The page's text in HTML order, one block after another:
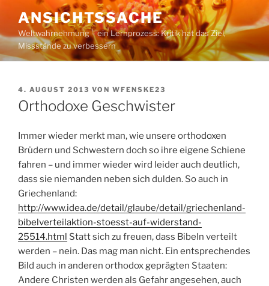
Inhalt
springen
ANSICHTSSACHE
Weltwahrnehmung – ein Lernprozess: Kritik hat das Ziel,
Missstände zu verbessern
VERÖFFENTLICHT
AM
4. AUGUST 2013 VON WFENSKE23
Orthodoxe Geschwister
Immer wieder merkt man, wie unsere orthodoxen
Brüdern und Schwestern doch so ihre eigene Schiene
fahren – und immer wieder wird leider auch deutlich,
dass sie niemanden neben sich dulden. So auch in
Griechenland:
http://www.idea.de/detail/glaube/detail/griechenland-
bibelverteilaktion-stoesst-auf-widerstand-
25514.html Statt sich zu freuen, dass Bibeln verteilt
werden – nein. Das mag man nicht. Ein entsprechendes
Bild auch in anderen orthodox geprägten Staaten:
Andere Christen werden als Gefahr angesehen, auch